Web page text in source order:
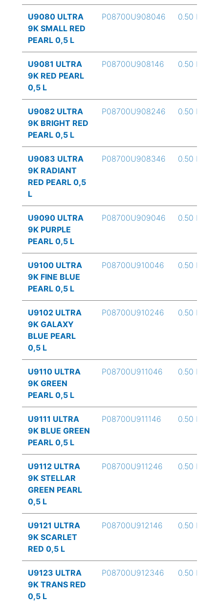
U9080 ULTRA
9K SMALL RED
PEARL 0,5 L
P08700U908046 0.50 L
U9081 ULTRA
9K RED PEARL
0,5 L
P08700U908146 0.50 L
U9082 ULTRA
9K BRIGHT RED
PEARL 0,5 L
P08700U908246 0.50 L
U9083 ULTRA
9K RADIANT
RED PEARL 0,5
L
P08700U908346 0.50 L
U9090 ULTRA
9K PURPLE
PEARL 0,5 L
P08700U909046 0.50 L
U9100 ULTRA
9K FINE BLUE
PEARL 0,5 L
P08700U910046 0.50 L
U9102 ULTRA
9K GALAXY
BLUE PEARL
0,5 L
P08700U910246 0.50 L
U9110 ULTRA
9K GREEN
PEARL 0,5 L
P08700U911046 0.50 L
U9111 ULTRA
9K BLUE GREEN
PEARL 0,5 L
P08700U911146 0.50 L
U9112 ULTRA
9K STELLAR
GREEN PEARL
0,5 L
P08700U911246 0.50 L
U9121 ULTRA
9K SCARLET
RED 0,5 L
P08700U912146 0.50 L
U9123 ULTRA
9K TRANS RED
0,5 L
P08700U912346 0.50 L